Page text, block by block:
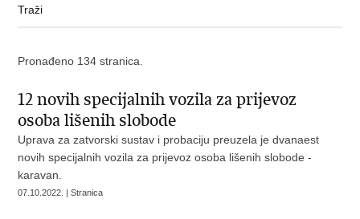
Pronađeno 134 stranica.
12 novih specijalnih vozila za prijevoz
osoba lišenih slobode
Uprava za zatvorski sustav i probaciju preuzela je dvanaest
novih specijalnih vozila za prijevoz osoba lišenih slobode -
karavan.
07.10.2022. | Stranica